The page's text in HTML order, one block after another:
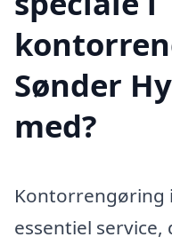
Sønder
med?
Kontorrengøring
essentiel